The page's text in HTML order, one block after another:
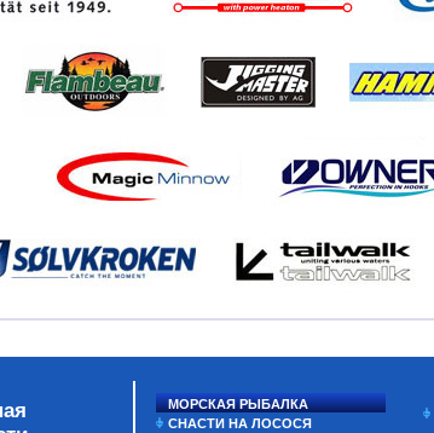
МОРСКАЯ РЫБАЛКА
СНАСТИ НА ЛОСОСЯ